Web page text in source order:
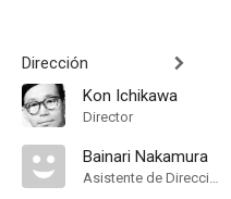
Dirección
Kon Ichikawa
Director
Bainari Nakamura
Asistente de Dirección